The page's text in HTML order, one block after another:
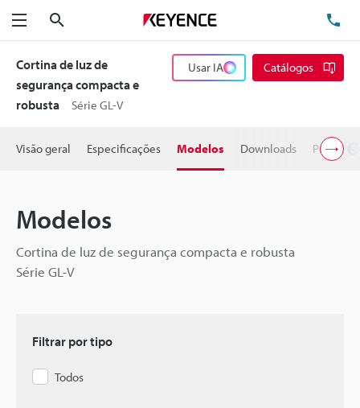
Menu
Cortina de luz de
segurança compacta e
robusta
Série GL-V
Usar IA Catálogos
Visão geral Especificações Modelos Downloads Preço
Modelos
Cortina de luz de segurança compacta e robusta
Série GL-V
Filtrar por tipo
Todos